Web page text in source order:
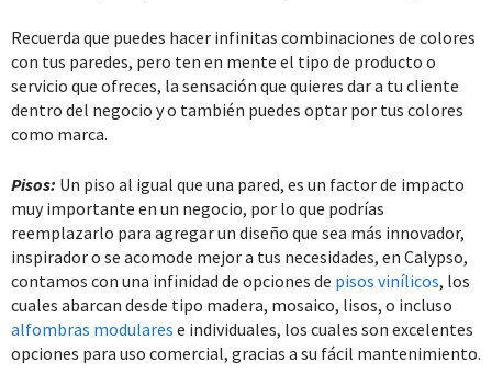
Recuerda que puedes hacer infinitas combinaciones de colores
con tus paredes, pero ten en mente el tipo de producto o
servicio que ofreces, la sensación que quieres dar a tu cliente
dentro del negocio y o también puedes optar por tus colores
como marca.
Pisos: Un piso al igual que una pared, es un factor de impacto
muy importante en un negocio, por lo que podrías
reemplazarlo para agregar un diseño que sea más innovador,
inspirador o se acomode mejor a tus necesidades, en Calypso,
contamos con una infinidad de opciones de pisos vinílicos, los
cuales abarcan desde tipo madera, mosaico, lisos, o incluso
alfombras modulares e individuales, los cuales son excelentes
opciones para uso comercial, gracias a su fácil mantenimiento.